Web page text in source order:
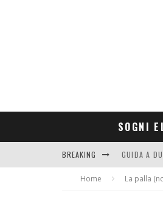
SOGNI
BREAKING GUIDA A
Home La palla